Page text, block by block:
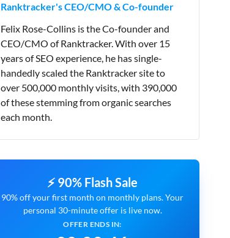
Ranktracker's CEO/CMO & Co-founder
Felix Rose-Collins is the Co-founder and
CEO/CMO of Ranktracker. With over 15
years of SEO experience, he has single-
handedly scaled the Ranktracker site to
over 500,000 monthly visits, with 390,000
of these stemming from organic searches
each month.
⚡ 90% Flash Sale
90% off your first month on monthly plans. Your
personal 30-minute offer is live now.
OFFER ENDS IN: